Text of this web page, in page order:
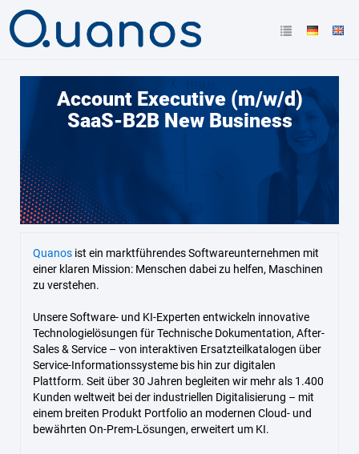
Account Executive (m/w/d)
SaaS-B2B New Business
Quanos ist ein marktführendes Softwareunternehmen mit
einer klaren Mission: Menschen dabei zu helfen, Maschinen
zu verstehen.
Unsere Software- und KI-Experten entwickeln innovative
Technologielösungen für Technische Dokumentation, After-
Sales & Service – von interaktiven Ersatzteilkatalogen über
Service-Informationssysteme bis hin zur digitalen
Plattform. Seit über 30 Jahren begleiten wir mehr als 1.400
Kunden weltweit bei der industriellen Digitalisierung – mit
einem breiten Produkt Portfolio an modernen Cloud- und
bewährten On-Prem-Lösungen, erweitert um KI.